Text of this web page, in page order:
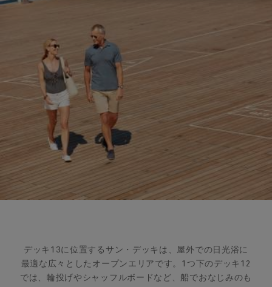
デッキ13に位置するサン・デッキは、屋外での日光浴に
最適な広々としたオープンエリアです。1つ下のデッキ12
では、輪投げやシャッフルボードなど、船でおなじみのも